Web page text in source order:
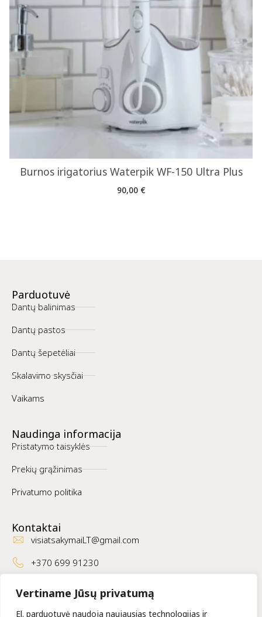
Vertiname Jūsų privatumą
El. parduotuvė naudoja naujausias technologijas ir
Burnos irigatorius Waterpik WF-150 Ultra Plus
90,00 €
Parduotuvė
Dantų balinimas
Dantų pastos
Dantų šepetėliai
Skalavimo skysčiai
Vaikams
Naudinga informacija
Pristatymo taisyklės
Prekių grąžinimas
Privatumo politika
Kontaktai
visiatsakymaiLT@gmail.com
+370 699 91230
Facebook